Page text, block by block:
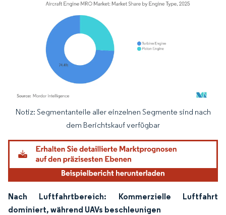
Bild © Mordor Intelligence. Wiederverwendung erfordert Namensnennung
Notiz: Segmentanteile aller einzelnen Segmente sind nach
dem Berichtskauf verfügbar
Nach Luftfahrtbereich: Kommerzielle Luftfahrt
dominiert, während UAVs beschleunigen